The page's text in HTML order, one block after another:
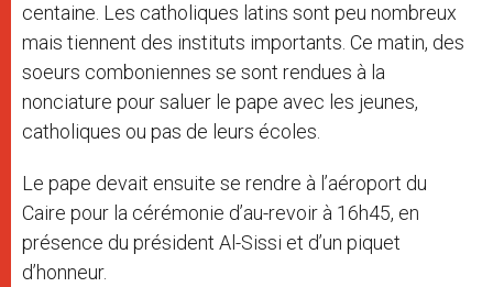
centaine. Les catholiques latins sont peu nombreux
mais tiennent des instituts importants. Ce matin, des
soeurs comboniennes se sont rendues à la
nonciature pour saluer le pape avec les jeunes,
catholiques ou pas de leurs écoles.
Le pape devait ensuite se rendre à l’aéroport du
Caire pour la cérémonie d’au-revoir à 16h45, en
présence du président Al-Sissi et d’un piquet
d’honneur.